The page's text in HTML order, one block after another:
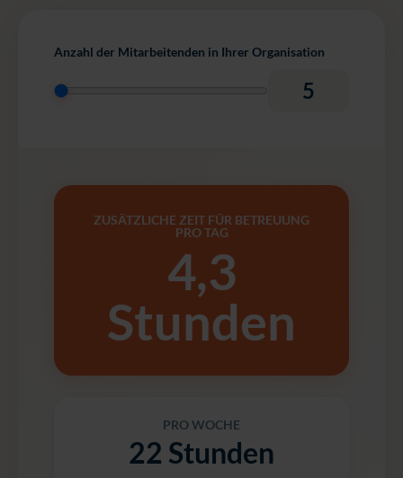
Anzahl der Mitarbeitenden in Ihrer Organisation
5
ZUSÄTZLICHE ZEIT FÜR BETREUUNG
PRO TAG
4,3
Stunden
PRO WOCHE
22 Stunden